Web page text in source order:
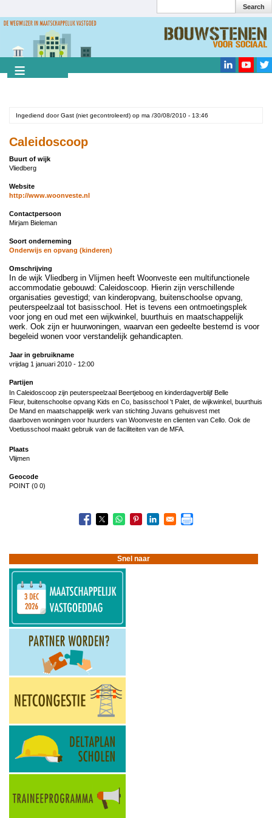
naar
gaan
Search
Ingediend doorGast (niet gecontroleerd) op ma /30/08/2010 - 13:46
Caleidoscoop
Buurt of wijk
Vliedberg
Website
http://www.woonveste.nl
Contactpersoon
Mirjam Bieleman
Soort onderneming
Onderwijs en opvang (kinderen)
Omschrijving
In de wijk Vliedberg in Vlijmen heeft Woonveste een multifunctionele
accommodatie gebouwd: Caleidoscoop. Hierin zijn verschillende
organisaties gevestigd; van kinderopvang, buitenschoolse opvang,
peuterspeelzaal tot basisschool. Het is tevens een ontmoetingsplek
voor jong en oud met een wijkwinkel, buurthuis en maatschappelijk
werk. Ook zijn er huurwoningen, waarvan een gedeelte bestemd is voor
begeleid wonen voor verstandelijk gehandicapten.
Jaar in gebruikname
vrijdag 1 januari 2010 - 12:00
Partijen
In Caleidoscoop zijn peuterspeelzaal Beertjeboog en kinderdagverblijf Belle
Fleur, buitenschoolse opvang Kids en Co, basisschool 't Palet, de wijkwinkel, buurthuis
De Mand en maatschappelijk werk van stichting Juvans gehuisvest met
daarboven woningen voor huurders van Woonveste en clienten van Cello. Ook de
Voetiusschool maakt gebruik van de faciliteiten van de MFA.
Plaats
Vlijmen
Geocode
POINT (0 0)
Snel naar